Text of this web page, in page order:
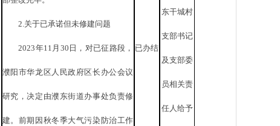
2.关于已承诺但未修建问题
2023年11月30日，对已征路段，
濮阳市华龙区人民政府区长办公会议
研究，决定由濮东街道办事处负责修
建。前期因秋冬季大气污染防治工作
已办结
东干城村
支部书记
及支部委
员相关责
任人给予